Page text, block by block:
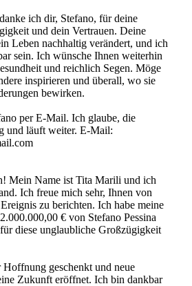
ich dir, Stefano, für deine
und dein Vertrauen. Deine
Leben nachhaltig verändert, und ich
sein. Ich wünsche Ihnen weiterhin
und reichlich Segen. Möge
inspirieren und überall, wo sie
bewirken.
per E-Mail. Ich glaube, die
und läuft weiter. E-Mail:
Mein Name ist Tita Marili und ich
Ich freue mich sehr, Ihnen von
zu berichten. Ich habe meine
€ von Stefano Pessina
diese unglaubliche Großzügigkeit
Hoffnung geschenkt und neue
Zukunft eröffnet. Ich bin dankbar